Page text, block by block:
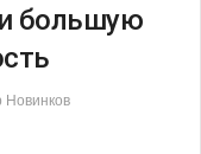
большую
Новинков